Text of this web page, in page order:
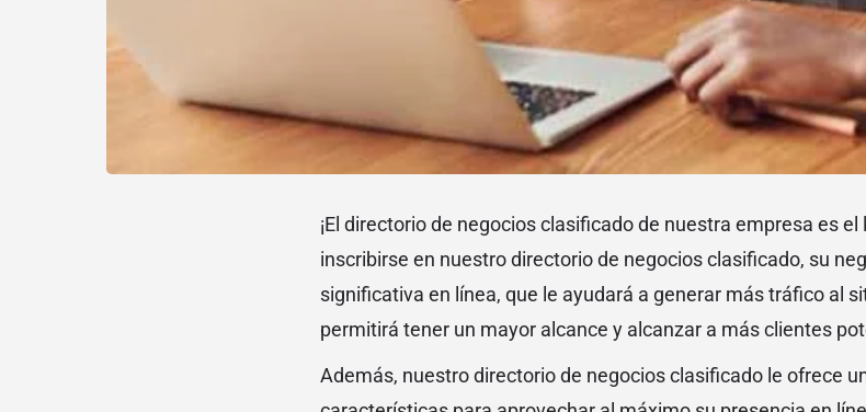
¡El directorio de negocios clasificado de nuestra empresa es
inscribirse en nuestro directorio de negocios clasificado, su
significativa en línea, que le ayudará a generar más tráfico al
permitirá tener un mayor alcance y alcanzar a más clientes
Además, nuestro directorio de negocios clasificado le ofrece